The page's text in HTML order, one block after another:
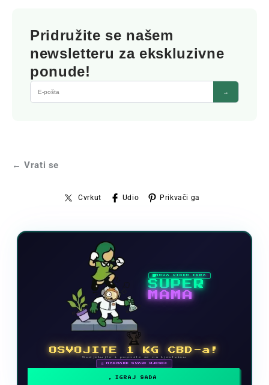
Pridružite se našem
newsletteru za ekskluzivne
ponude!
→
← Vrati se
Cvrkut Udio Prikvači ga
NOVA VIDEO IGRA
SUPER
MAMA
🏆
OSVOJITE 1 KG CBD-a!
Sudjelujte i popnite se na ljestvicu
🗓 NAGRADE SVAKI MJESEC
IGRAJ SADA